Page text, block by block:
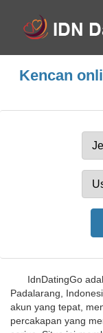
Kencan
IdnDatingGo
Padalarang,
akun yang tepat,
percakapan yang